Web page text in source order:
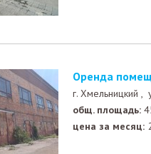
Оренда
г. Хмельницкий ,
общ. площадь:
цена за месяц: